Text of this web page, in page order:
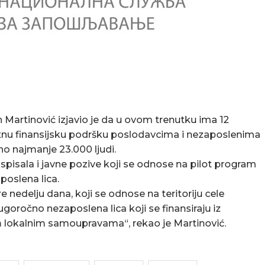
izjavio je da u ovom trenutku ima 12
finansijsku podršku poslodavcima i nezaposlenima
najmanje 23.000 ljudi.
i javne pozive koji se odnose na pilot program
lica.
nedelju dana, koji se odnose na teritoriju cele
nezaposlena lica koji se finansiraju iz
samoupravama“, rekao je Martinović.